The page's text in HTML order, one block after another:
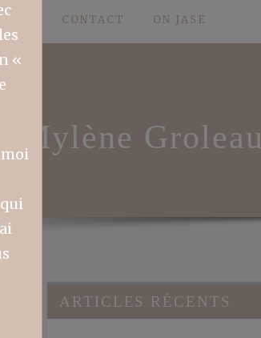
CONTACT ON JASE
Mylène Groleau
ARTICLES RÉCENTS
«
moi